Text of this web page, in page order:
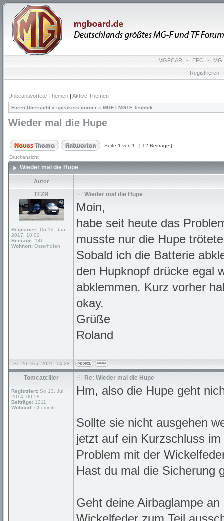
MGFCAR • EPC • MG
Registrieren
Unbeantwortete Themen | Aktive Themen
Foren-Übersicht » speakers corner » MGF | MGTF Technik
Wieder mal die Hupe
Seite 1 von 1 [ 12 Beiträge ]
Druckansicht
Wieder mal die Hupe
Autor
TFZR
Registriert: Do 12. Jan
2017, 10:00
Beiträge: 146
Wohnort: Osterhofen
Wieder mal die Hupe
Moin,
habe seit heute das
musste nur die Hupe
Sobald ich die Batterie
den Hupknopf drücke egal
abklemmen. Kurz vorher
okay.
Grüße
Roland
So 26. Sep 2021, 14:28
Tomcatciller
Registriert: So 13. Jul
2014, 00:58
Beiträge: 1211
Wohnort: Chemnitz
Re: Wieder mal die Hupe
Hm, also die Hupe geht
Sollte sie nicht ausgehen
jetzt auf ein Kurzschluss
Problem mit der
Hast du mal die Sicherung
Geht deine Airbaglampe
Wickelfeder zum Teil